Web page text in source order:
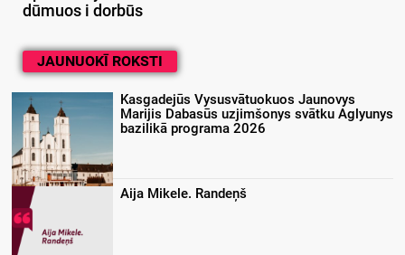
dūmuos i dorbūs
JAUNUOKĪ ROKSTI
Kasgadejūs Vysusvātuokuos Jaunovys
Marijis Dabasūs uzjimšonys svātku Aglyunys
bazilikā programa 2026
Aija Mikele. Randeņš